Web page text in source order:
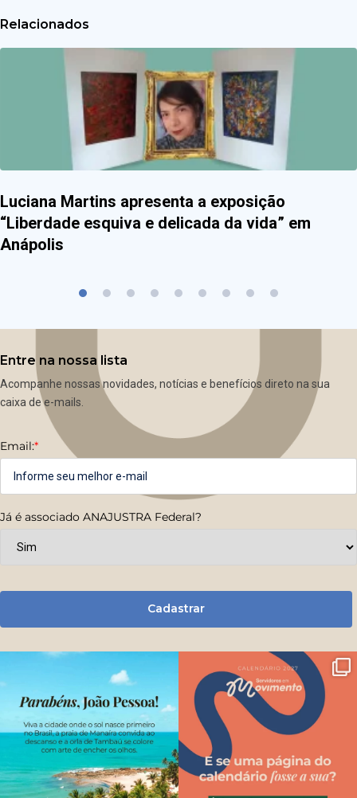
Relacionados
Luciana Martins apresenta a exposição
“Liberdade esquiva e delicada da vida” em
Anápolis
Entre na nossa lista
Acompanhe nossas novidades, notícias e benefícios direto na sua
caixa de e-mails.
Email:*
Já é associado ANAJUSTRA Federal?
Cadastrar